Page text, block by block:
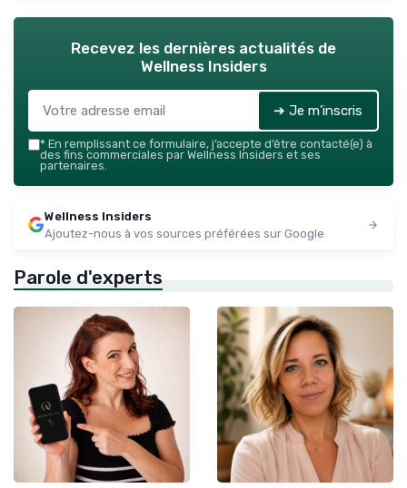
Recevez les dernières actualités de
Wellness Insiders
➔ Je m'inscris
* En remplissant ce formulaire, j’accepte d’être contacté(e) à
des fins commerciales par Wellness Insiders et ses
partenaires.
Wellness Insiders
Ajoutez-nous à vos sources préférées sur Google
Parole d'experts